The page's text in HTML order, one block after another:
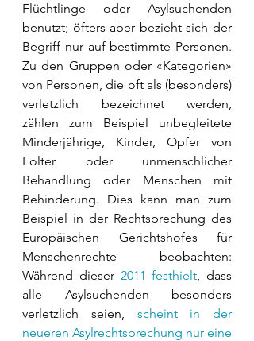
Flüchtlinge oder Asylsuchenden
benutzt; öfters aber bezieht sich der
Begriff nur auf bestimmte Personen.
Zu den Gruppen oder «Kategorien»
von Personen, die oft als (besonders)
verletzlich bezeichnet werden,
zählen zum Beispiel unbegleitete
Minderjährige, Kinder, Opfer von
Folter oder unmenschlicher
Behandlung oder Menschen mit
Behinderung. Dies kann man zum
Beispiel in der Rechtsprechung des
Europäischen Gerichtshofes für
Menschenrechte beobachten:
Während dieser 2011 festhielt, dass
alle Asylsuchenden besonders
verletzlich seien, scheint in der
neueren Asylrechtsprechung nur eine